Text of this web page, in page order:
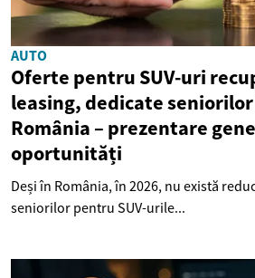
AUTO
Oferte pentru SUV-uri
leasing, dedicate
România – prezentare
oportunități
Deși în România, în 2026, nu există
seniorilor pentru SUV-urile...